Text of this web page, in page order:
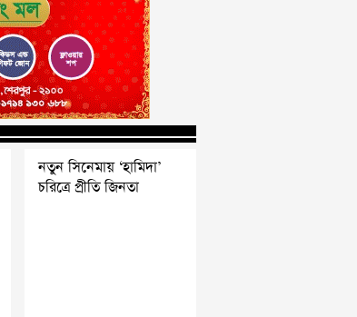
নতুন সিনেমায় ‘হামিদা’
চরিত্রে প্রীতি জিনতা